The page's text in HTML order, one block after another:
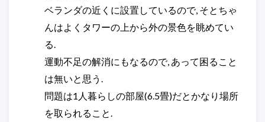
ベランダの近くに設置しているので, そとちゃ
んはよくタワーの上から外の景色を眺めてい
る.
運動不足の解消にもなるので, あって困ること
は無いと思う.
問題は1人暮らしの部屋(6.5畳)だとかなり場所
を取られること.